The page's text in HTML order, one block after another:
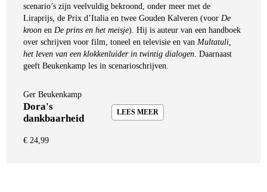
scenario’s zijn veelvuldig bekroond, onder meer met de
Liraprijs, de Prix d’Italia en twee Gouden Kalveren (voorDe
kroon enDe prins en het meisje). Hij is auteur van een handboek
over schrijven voor film, toneel en televisie en vanMultatuli,
het leven van een klokkenluider in twintig dialogen. Daarnaast
geeft Beukenkamp les in scenarioschrijven.
Ger Beukenkamp
Dora's
dankbaarheid
€ 24,99
LEES MEER